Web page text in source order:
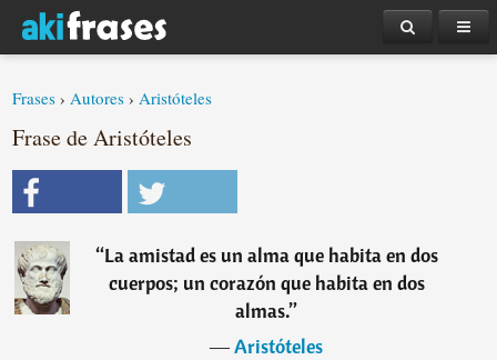
Frases ›Autores ›Aristóteles
Frase de Aristóteles
“La amistad es un alma que habita en dos
cuerpos; un corazón que habita en dos
almas.”
―Aristóteles